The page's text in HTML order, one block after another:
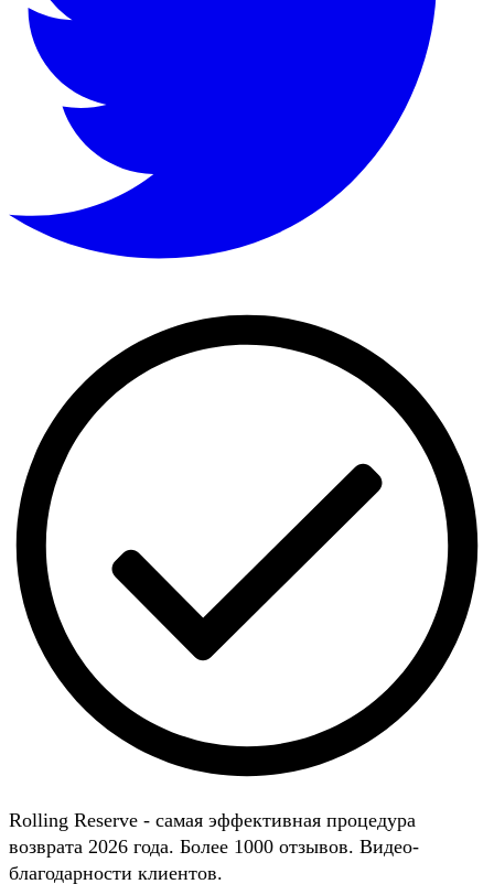
Rolling Reserve - самая эффективная процедура
возврата 2026 года. Более 1000 отзывов. Видео-
благодарности клиентов.